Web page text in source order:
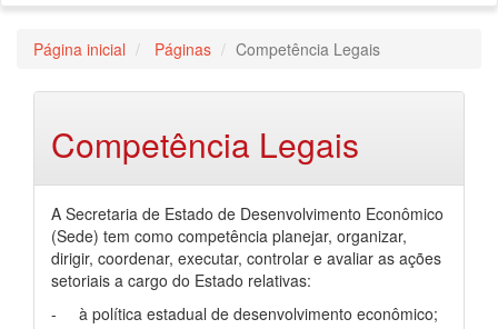
Página inicial Páginas Competência Legais
Competência Legais
A Secretaria de Estado de Desenvolvimento Econômico
(Sede) tem como competência planejar, organizar,
dirigir, coordenar, executar, controlar e avaliar as ações
setoriais a cargo do Estado relativas:
- à política estadual de desenvolvimento econômico;